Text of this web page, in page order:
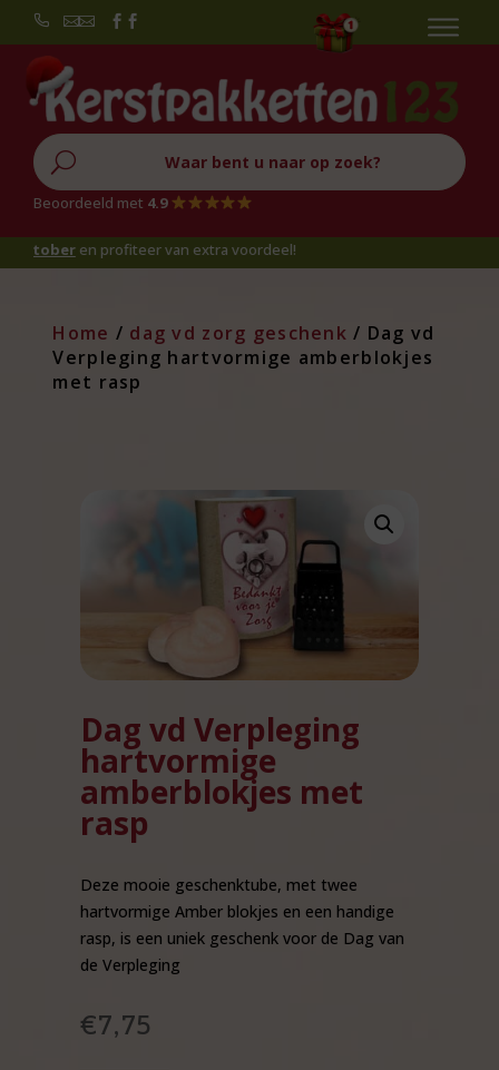
 
U
Beoordeeld met 4.9
en profiteer van extra voordeel!
Home / dag vd zorg geschenk / Dag vd
Verpleging hartvormige amberblokjes
met rasp
Dag vd Verpleging
hartvormige
amberblokjes met
rasp
Deze mooie geschenktube, met twee
hartvormige Amber blokjes en een handige
rasp, is een uniek geschenk voor de Dag van
de Verpleging
€7,75